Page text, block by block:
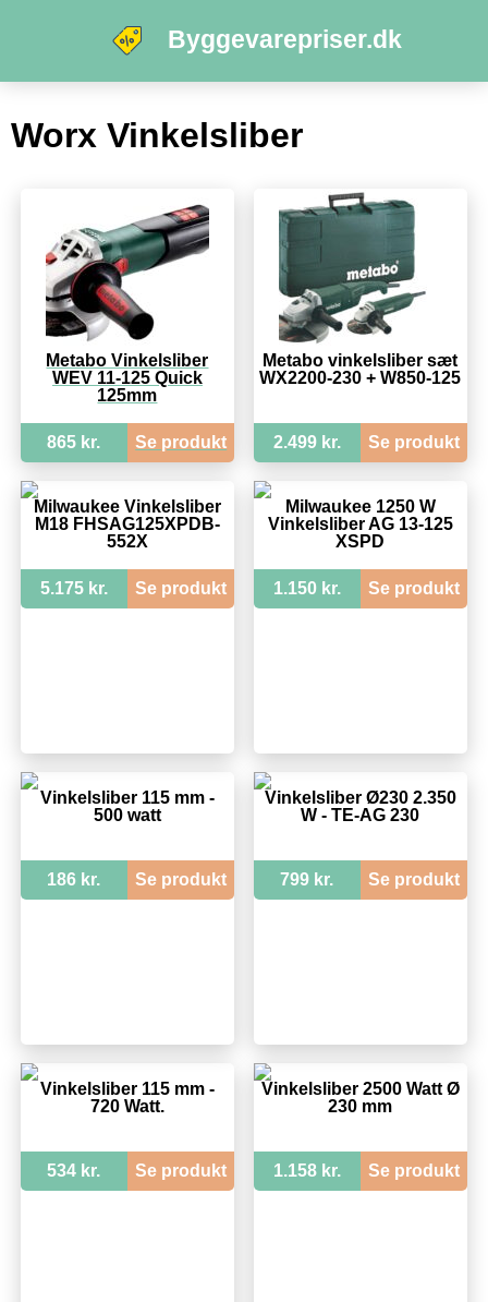
Byggevarepriser.dk
Worx Vinkelsliber
Metabo Vinkelsliber
WEV 11-125 Quick
125mm
865 kr. Se produkt
Metabo vinkelsliber sæt
WX2200-230 + W850-125
2.499 kr. Se produkt
Milwaukee Vinkelsliber
M18 FHSAG125XPDB-
552X
5.175 kr. Se produkt
Milwaukee 1250 W
Vinkelsliber AG 13-125
XSPD
1.150 kr. Se produkt
Vinkelsliber 115 mm -
500 watt
186 kr. Se produkt
Vinkelsliber Ø230 2.350
W - TE-AG 230
799 kr. Se produkt
Vinkelsliber 115 mm -
720 Watt.
534 kr. Se produkt
Vinkelsliber 2500 Watt Ø
230 mm
1.158 kr. Se produkt